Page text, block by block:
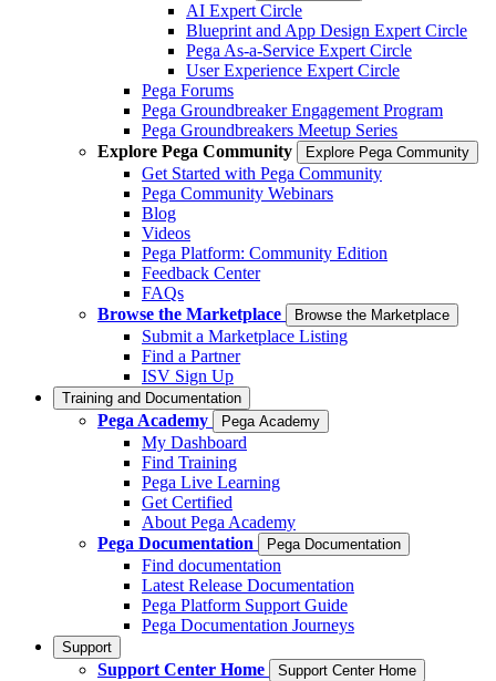
AI Expert Circle
Blueprint and App Design Expert Circle
Pega As-a-Service Expert Circle
User Experience Expert Circle
Pega Forums
Pega Groundbreaker Engagement Program
Pega Groundbreakers Meetup Series
Explore Pega Community
Explore Pega Community
Get Started with Pega Community
Pega Community Webinars
Blog
Videos
Pega Platform: Community Edition
Feedback Center
FAQs
Browse the Marketplace
Browse the Marketplace
Submit a Marketplace Listing
Find a Partner
ISV Sign Up
Training and Documentation
Pega Academy Pega Academy
My Dashboard
Find Training
Pega Live Learning
Get Certified
About Pega Academy
Pega Documentation
Pega Documentation
Find documentation
Latest Release Documentation
Pega Platform Support Guide
Pega Documentation Journeys
Support
Support Center Home Support Center Home